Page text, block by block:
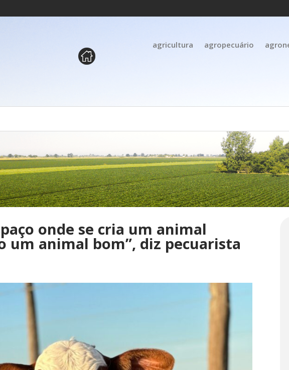
agricultura agropecuário
onde se cria um animal
um animal bom”, diz pecuarista